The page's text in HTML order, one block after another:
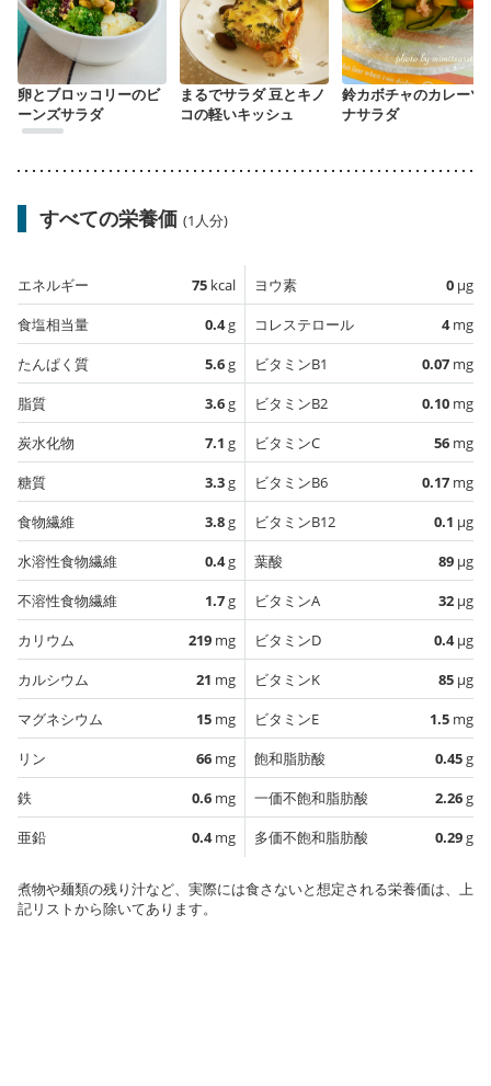
卵とブロッコリーのビ
ーンズサラダ
まるでサラダ 豆とキノ
コの軽いキッシュ
鈴カボチャのカレーツ
ナサラダ
すべての栄養価 (1人分)
エネルギー 75 kcal
食塩相当量
0.4g
たんぱく質
5.6g
脂質
3.6g
炭水化物
7.1 g
糖質
3.3g
食物繊維
3.8g
水溶性食物繊維
0.4g
不溶性食物繊維
1.7g
カリウム
219 mg
カルシウム
21 mg
マグネシウム
15 mg
リン
66 mg
鉄
0.6 mg
亜鉛
0.4mg
ヨウ素 0 µg
コレステロール
4mg
ビタミンB1
0.07 mg
ビタミンB2
0.10 mg
ビタミンC
56 mg
ビタミンB6
0.17 mg
ビタミンB12
0.1 µg
葉酸
89 µg
ビタミンA
32 µg
ビタミンD
0.4µg
ビタミンK
85 µg
ビタミンE
1.5 mg
飽和脂肪酸
0.45g
一価不飽和脂肪酸
2.26g
多価不飽和脂肪酸
0.29g
煮物や麺類の残り汁など、実際には食さないと想定される栄養価は、上
記リストから除いてあります。